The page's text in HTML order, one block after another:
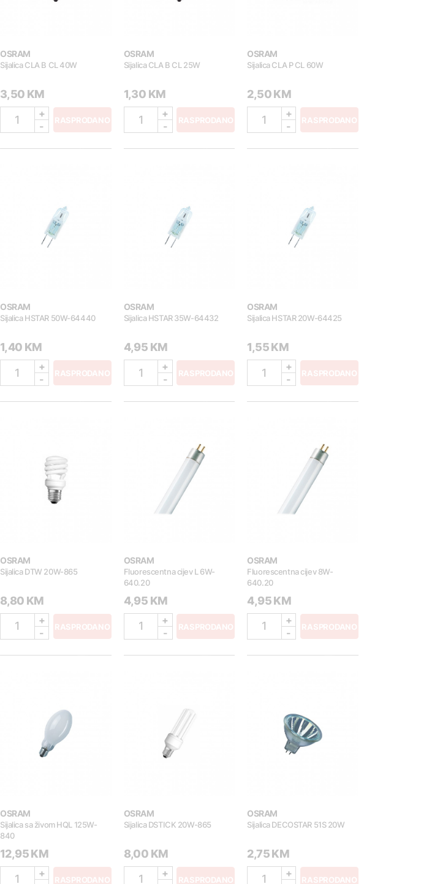
OSRAM
Sijalica CLA B CL 40W
3,50 KM
1
+
-
RASPRODANO
OSRAM
Sijalica CLA B CL 25W
1,30 KM
1
+
-
RASPRODANO
OSRAM
Sijalica CLA P CL 60W
2,50 KM
1
+
-
RASPRODANO
OSRAM
Sijalica HSTAR 50W-64440
1,40 KM
1
+
-
RASPRODANO
OSRAM
Sijalica HSTAR 35W-64432
4,95 KM
1
+
-
RASPRODANO
OSRAM
Sijalica HSTAR 20W-64425
1,55 KM
1
+
-
RASPRODANO
OSRAM
Sijalica DTW 20W-865
8,80 KM
1
+
-
RASPRODANO
OSRAM
Fluorescentna cijev L 6W-
640.20
4,95 KM
1
+
-
RASPRODANO
OSRAM
Fluorescentna cijev 8W-
640.20
4,95 KM
1
+
-
RASPRODANO
OSRAM
Sijalica sa živom HQL 125W-
840
12,95 KM
1
+
RASPRODANO
OSRAM
Sijalica DSTICK 20W-865
8,00 KM
1
+
RASPRODANO
OSRAM
Sijalica DECOSTAR 51S 20W
2,75 KM
1
+
RASPRODANO